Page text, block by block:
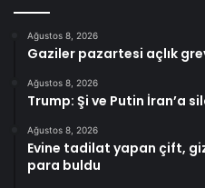
Ağustos 8, 2026
Gaziler pazartesi açlık
Ağustos 8, 2026
Trump: Şi ve Putin İran’a
Ağustos 8, 2026
Evine tadilat yapan çift,
para buldu